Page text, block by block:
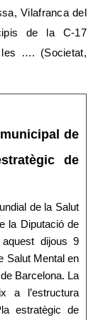
Vilafranca del
de la C-17
les …. (Societat,
de
de
de la Salut
la Diputació de
dijous 9
Salut Mental en
Barcelona. La
a l’estructura
estratègic de